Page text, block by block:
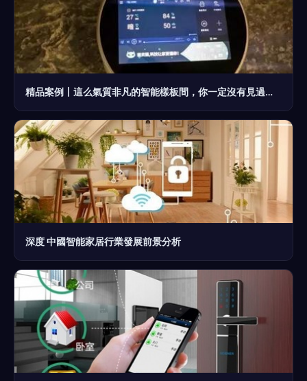
精品案例丨這么氣質非凡的智能樣板間，你一定沒有見過！開啟未來生活藝術新境界
深度 中國智能家居行業發展前景分析